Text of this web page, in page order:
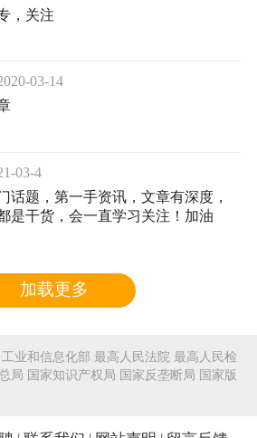
，关注
03-14
03-4
话题，第一手资讯，文章有深度，
是干货，会一直学习关注！加油
加载更多
工业和信息化部 最高人民法院 最高人民检
局 国家知识产权局 国家反垄断局 国家版